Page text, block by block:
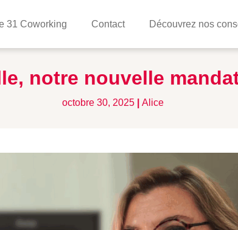
31 Coworking Contact Découvrez nos
notre nouvelle
octobre 30, 2025| Alice